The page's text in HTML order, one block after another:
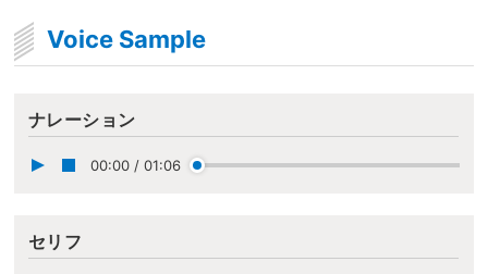
Voice Sample
ナレーション
00:00 / 01:06
セリフ